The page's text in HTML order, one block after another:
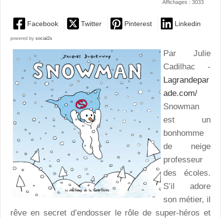
Affichages : 3033
Facebook Twitter Pinterest Linkedin
powered by social2s
Par Julie
Cadilhac -
Lagrandepar
ade.com/
Snowman
est un
bonhomme
de neige
professeur
des écoles.
S’il adore
son métier, il
rêve en secret d’endosser le rôle de super-héros et